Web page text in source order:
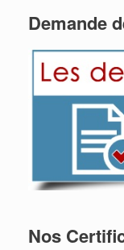
Demande
Nos